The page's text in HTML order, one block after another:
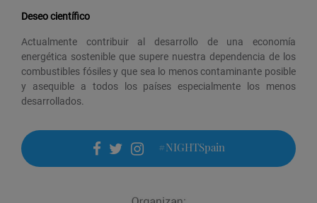
Deseo científico
Actualmente contribuir al desarrollo de una economía
energética sostenible que supere nuestra dependencia de los
combustibles fósiles y que sea lo menos contaminante posible
y asequible a todos los países especialmente los menos
desarrollados.
facebook
twitter
instagram
#NIGHTSpain